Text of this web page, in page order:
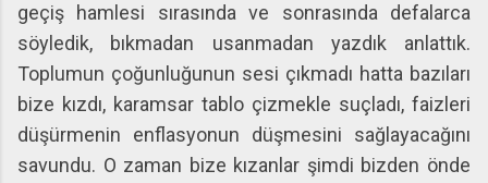
geçiş hamlesi sırasında ve sonrasında defalarca
söyledik, bıkmadan usanmadan yazdık anlattık.
Toplumun çoğunluğunun sesi çıkmadı hatta bazıları
bize kızdı, karamsar tablo çizmekle suçladı, faizleri
düşürmenin enflasyonun düşmesini sağlayacağını
savundu. O zaman bize kızanlar şimdi bizden önde